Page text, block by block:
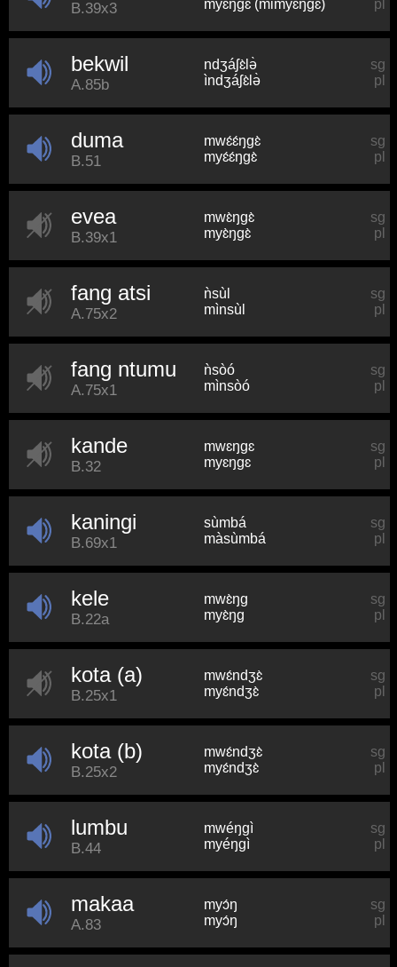
B.39x3 myɛŋɡɛ (mimyɛŋɡɛ) pl
bekwil
A.85b
ndʒáʃɛ̀lə̀
sg
ìndʒáʃɛ̀lə̀
pl
duma
B.51
mwɛ́ɛ́ŋɡɛ̀
sg
myɛ́ɛ́ŋɡɛ̀
pl
evea
B.39x1
mwɛ̀ŋɡɛ̀
sg
myɛ̀ŋɡɛ̀
pl
fang atsi
A.75x2
ǹsùl
sg
mìnsùl
pl
fang ntumu
A.75x1
ǹsòó
sg
mìnsòó
pl
kande
B.32
mwɛŋɡɛ
sg
myɛŋɡɛ
pl
kaningi
B.69x1
sùmbá
sg
màsùmbá
pl
kele
B.22a
mwɛ̀ŋɡ
sg
myɛ̀ŋɡ
pl
kota (a)
B.25x1
mwɛ́ndʒɛ̀
sg
myɛ́ndʒɛ̀
pl
kota (b)
B.25x2
mwɛ́ndʒɛ̀
sg
myɛ́ndʒɛ̀
pl
lumbu
B.44
mwéŋɡì
sg
myéŋɡì
pl
makaa
A.83
myɔ́ŋ
sg
myɔ́ŋ
pl